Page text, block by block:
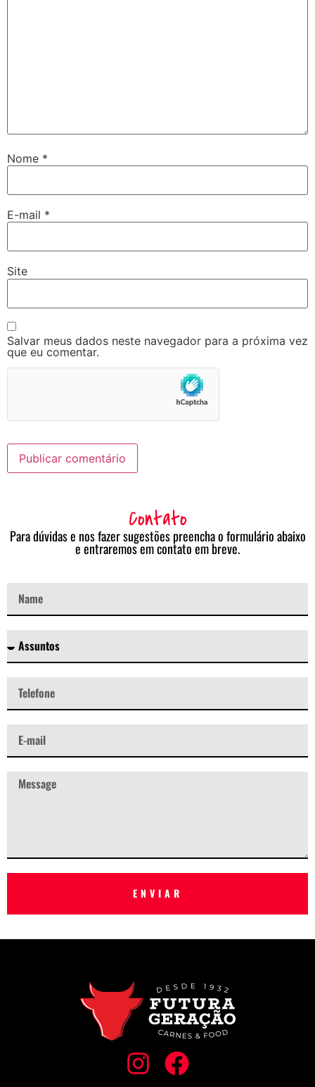
Nome *
E-mail *
Site
Salvar meus dados neste navegador para a próxima vez
que eu comentar.
Contato
Para dúvidas e nos fazer sugestões preencha o formulário abaixo
e entraremos em contato em breve.
ENVIAR